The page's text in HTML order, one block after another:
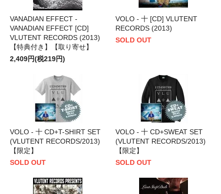
VANADIAN EFFECT -
VANADIAN EFFECT [CD]
VLUTENT RECORDS (2013)
【特典付き】【取り寄せ】
2,409円(税219円)
VOLO - 十 [CD] VLUTENT
RECORDS (2013)
SOLD OUT
VOLO - 十 CD+T-SHIRT SET
(VLUTENT RECORDS/2013)
【限定】
SOLD OUT
VOLO - 十 CD+SWEAT SET
(VLUTENT RECORDS/2013)
【限定】
SOLD OUT